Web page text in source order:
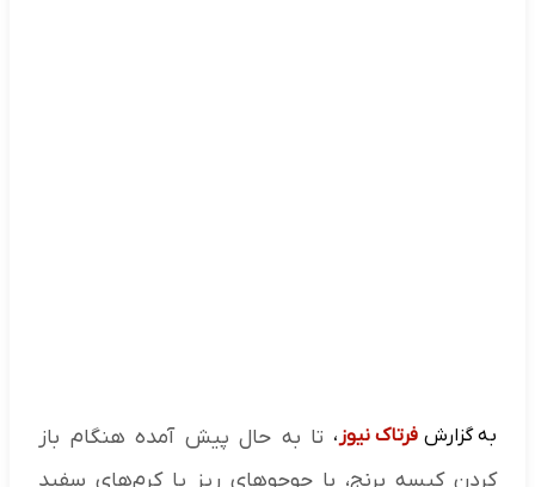
به گزارش فرتاک نیوز ، تا به حال پیش آمده هنگام باز
کردن کیسه برنج، با جوجوهای ریز یا کرم‌های سفید